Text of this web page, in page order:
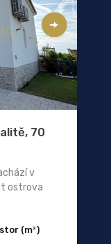
70
v
ostrova
(m²)